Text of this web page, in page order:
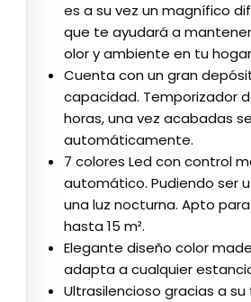
es a su vez un magnífico
que te ayudará a
olor y ambiente en tu
Cuenta con un gran
capacidad. Temporizador
horas, una vez acabadas
automáticamente.
7 colores Led con control
automático. Pudiendo ser
una luz nocturna. Apto
hasta 15 m².
Elegante diseño color
adapta a cualquier
Ultrasilencioso gracias a